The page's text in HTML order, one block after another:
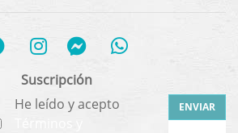
Suscripción
He leído y acepto
ENVIAR